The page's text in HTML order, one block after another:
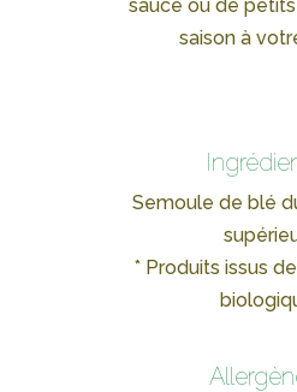
sauce ou de
saison à
Semoule de blé
* Produits issus